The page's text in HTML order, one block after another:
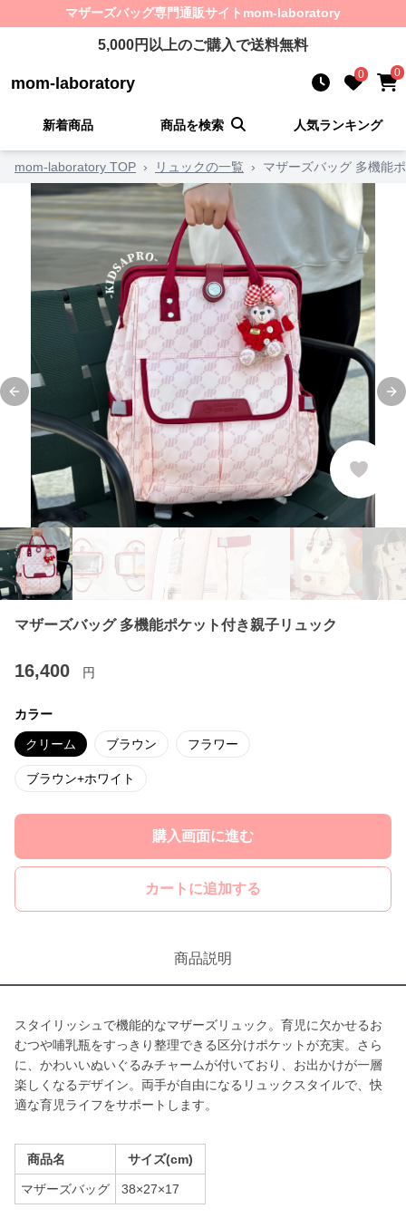
マザーズバッグ専門通販サイト mom-laboratory
5,000円以上のご購入で送料無料
mom-laboratory 0 0
新着商品 商品を検索 人気ランキング
mom-laboratory TOP › リュックの一覧 › マザーズバッグ 多機能
Previous slide
マザーズバッグ 多機能ポケット付き親子リュック
16,400 円
カラー
クリーム ブラウン フラワー
ブラウン+ホワイト
購入画面に進む
カートに追加する
商品説明
スタイリッシュで機能的なマザーズリュック。育児に欠かせるお
むつや哺乳瓶をすっきり整理できる区分けポケットが充実。さら
に、かわいいぬいぐるみチャームが付いており、お出かけが一層
楽しくなるデザイン。両手が自由になるリュックスタイルで、快
適な育児ライフをサポートします。
商品名 サイズ(cm)
マザーズバッグ 38×27×17